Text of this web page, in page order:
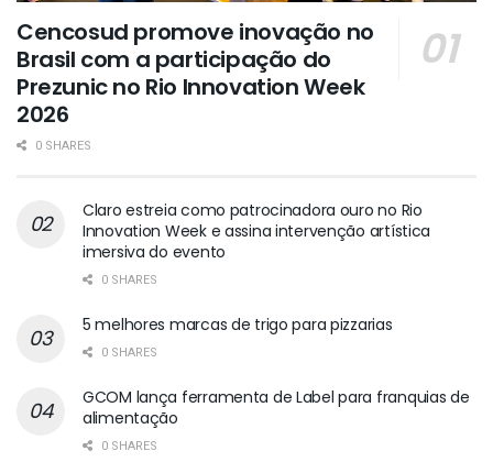
Cencosud promove inovação no
Brasil com a participação do
Prezunic no Rio Innovation Week
2026
0 SHARES
Claro estreia como patrocinadora ouro no Rio
Innovation Week e assina intervenção artística
imersiva do evento
0 SHARES
5 melhores marcas de trigo para pizzarias
0 SHARES
GCOM lança ferramenta de Label para franquias de
alimentação
0 SHARES